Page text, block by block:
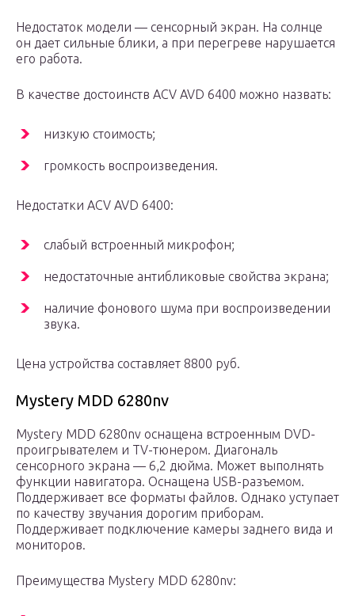
Недостаток модели — сенсорный экран. На солнце
он дает сильные блики, а при перегреве нарушается
его работа.
В качестве достоинств ACV AVD 6400 можно назвать:
низкую стоимость;
громкость воспроизведения.
Недостатки ACV AVD 6400:
слабый встроенный микрофон;
недостаточные антибликовые свойства экрана;
наличие фонового шума при воспроизведении
звука.
Цена устройства составляет 8800 руб.
Mystery MDD 6280nv
Mystery MDD 6280nv оснащена встроенным DVD-
проигрывателем и TV-тюнером. Диагональ
сенсорного экрана — 6,2 дюйма. Может выполнять
функции навигатора. Оснащена USB-разъемом.
Поддерживает все форматы файлов. Однако уступает
по качеству звучания дорогим приборам.
Поддерживает подключение камеры заднего вида и
мониторов.
Преимущества Mystery MDD 6280nv: